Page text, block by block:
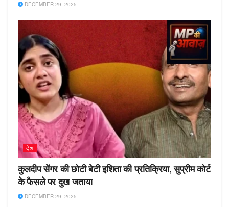
DECEMBER 29, 2025
देश
कुलदीप सेंगर की छोटी बेटी इशिता की प्रतिक्रिया, सुप्रीम कोर्ट
के फैसले पर दुख जताया
DECEMBER 29, 2025